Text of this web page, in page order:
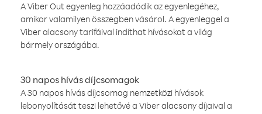
A Viber Out egyenleg hozzáadódik az egyenlegéhez,
amikor valamilyen összegben vásárol. A egyenleggel a
Viber alacsony tarifáival indíthat hívásokat a világ
bármely országába.
30 napos hívás díjcsomagok
A 30 napos hívás díjcsomag nemzetközi hívások
lebonyolítását teszi lehetővé a Viber alacsony díjaival a